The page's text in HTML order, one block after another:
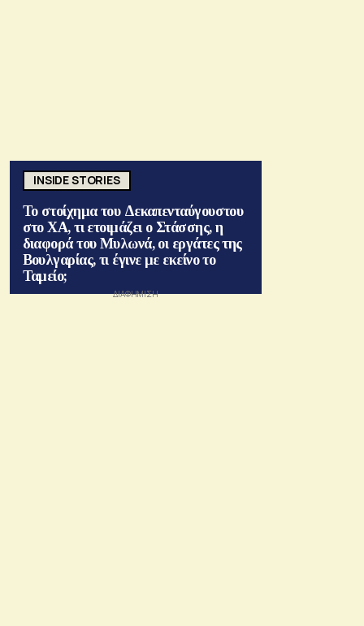
INSIDE STORIES
Το στοίχημα του Δεκαπενταύγουστου
στο ΧΑ, τι ετοιμάζει ο Στάσσης, η
διαφορά του Μυλωνά, οι εργάτες της
Βουλγαρίας, τι έγινε με εκείνο το
Ταμείο;